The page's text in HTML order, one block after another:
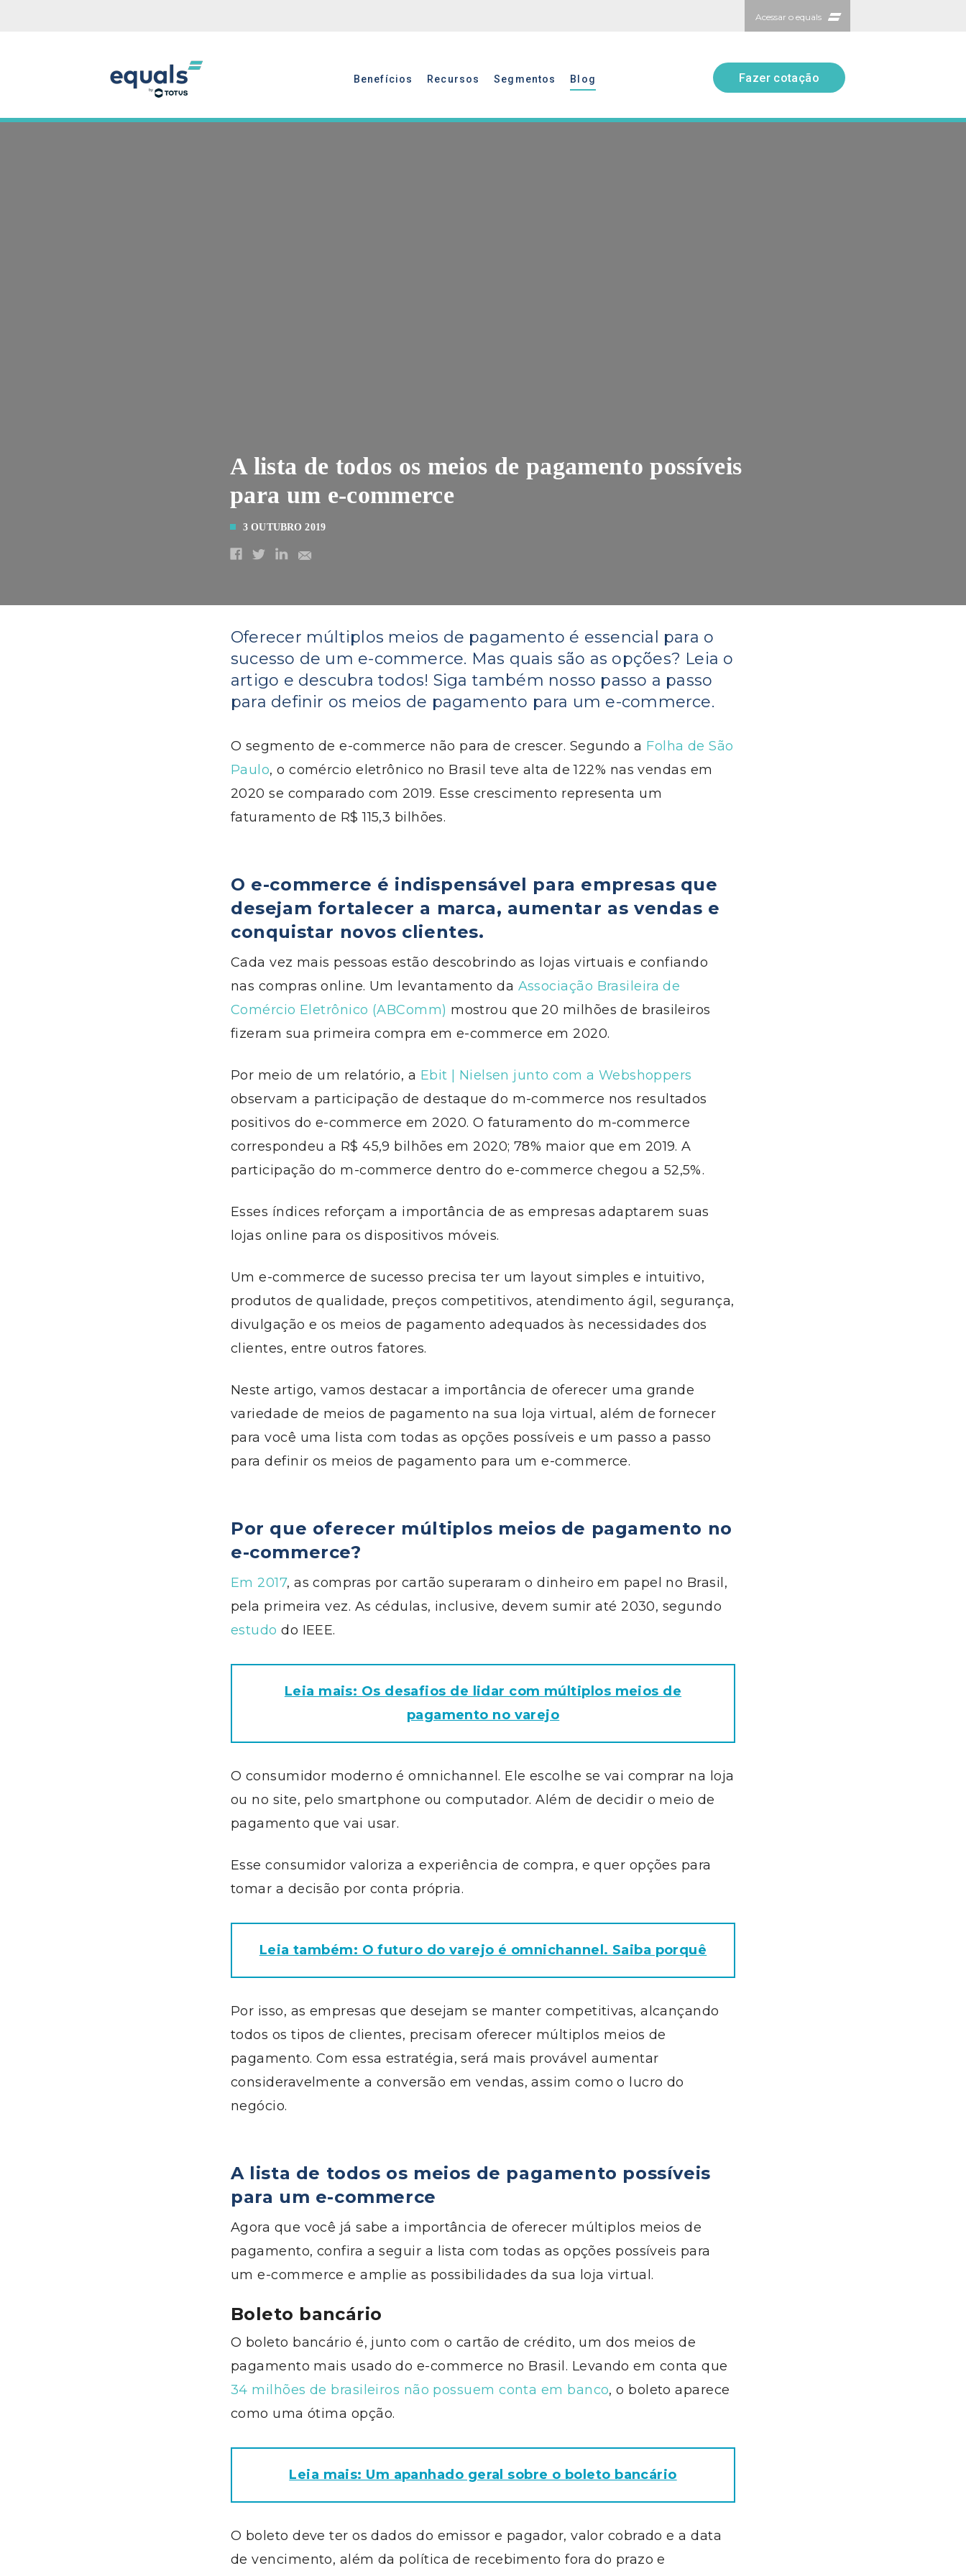
Acessar o equals
Fazer cotação
Benefícios Recursos Segmentos Blog
Fazer cotação
A lista de todos os meios de pagamento possíveis
para um e-commerce
3 OUTUBRO 2019
Oferecer múltiplos meios de pagamento é essencial para o
sucesso de um e-commerce. Mas quais são as opções? Leia o
artigo e descubra todos! Siga também nosso passo a passo
para definir os meios de pagamento para um e-commerce.
O segmento de e-commerce não para de crescer. Segundo a Folha de São
Paulo, o comércio eletrônico no Brasil teve alta de 122% nas vendas em
2020 se comparado com 2019. Esse crescimento representa um
faturamento de R$ 115,3 bilhões.
O e-commerce é indispensável para empresas que
desejam fortalecer a marca, aumentar as vendas e
conquistar novos clientes.
Cada vez mais pessoas estão descobrindo as lojas virtuais e confiando
nas compras online. Um levantamento da Associação Brasileira de
Comércio Eletrônico (ABComm) mostrou que 20 milhões de brasileiros
fizeram sua primeira compra em e-commerce em 2020.
Por meio de um relatório, a Ebit | Nielsen junto com a Webshoppers
observam a participação de destaque do m-commerce nos resultados
positivos do e-commerce em 2020. O faturamento do m-commerce
correspondeu a R$ 45,9 bilhões em 2020; 78% maior que em 2019. A
participação do m-commerce dentro do e-commerce chegou a 52,5%.
Esses índices reforçam a importância de as empresas adaptarem suas
lojas online para os dispositivos móveis.
Um e-commerce de sucesso precisa ter um layout simples e intuitivo,
produtos de qualidade, preços competitivos, atendimento ágil, segurança,
divulgação e os meios de pagamento adequados às necessidades dos
clientes, entre outros fatores.
Neste artigo, vamos destacar a importância de oferecer uma grande
variedade de meios de pagamento na sua loja virtual, além de fornecer
para você uma lista com todas as opções possíveis e um passo a passo
para definir os meios de pagamento para um e-commerce.
Por que oferecer múltiplos meios de pagamento no
e-commerce?
Em 2017, as compras por cartão superaram o dinheiro em papel no Brasil,
pela primeira vez. As cédulas, inclusive, devem sumir até 2030, segundo
estudo do IEEE.
Leia mais: Os desafios de lidar com múltiplos meios de
pagamento no varejo
O consumidor moderno é omnichannel. Ele escolhe se vai comprar na loja
ou no site, pelo smartphone ou computador. Além de decidir o meio de
pagamento que vai usar.
Esse consumidor valoriza a experiência de compra, e quer opções para
tomar a decisão por conta própria.
Leia também: O futuro do varejo é omnichannel. Saiba porquê
Por isso, as empresas que desejam se manter competitivas, alcançando
todos os tipos de clientes, precisam oferecer múltiplos meios de
pagamento. Com essa estratégia, será mais provável aumentar
consideravelmente a conversão em vendas, assim como o lucro do
negócio.
A lista de todos os meios de pagamento possíveis
para um e-commerce
Agora que você já sabe a importância de oferecer múltiplos meios de
pagamento, confira a seguir a lista com todas as opções possíveis para
um e-commerce e amplie as possibilidades da sua loja virtual.
Boleto bancário
O boleto bancário é, junto com o cartão de crédito, um dos meios de
pagamento mais usado do e-commerce no Brasil. Levando em conta que
34 milhões de brasileiros não possuem conta em banco, o boleto aparece
como uma ótima opção.
Leia mais: Um apanhado geral sobre o boleto bancário
O boleto deve ter os dados do emissor e pagador, valor cobrado e a data
de vencimento, além da política de recebimento fora do prazo e